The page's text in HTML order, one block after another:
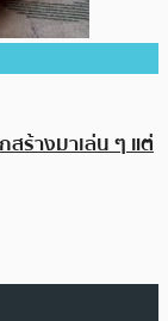
ร้างมาเล่น ๆ แต่